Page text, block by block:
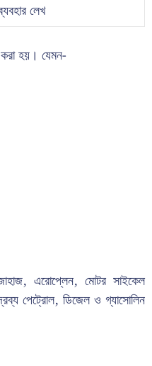
লেখ
হয়। যেমন-
এরোপ্লেন, মোটর সাইকেল
পেট্রোল, ডিজেল ও গ্যাসোলিন